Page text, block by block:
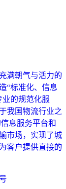
满朝气与活力的
“标准化、信息
的规范化服
我国物流行业之
息服务平台和
市场，实现了城
客户提供直接的